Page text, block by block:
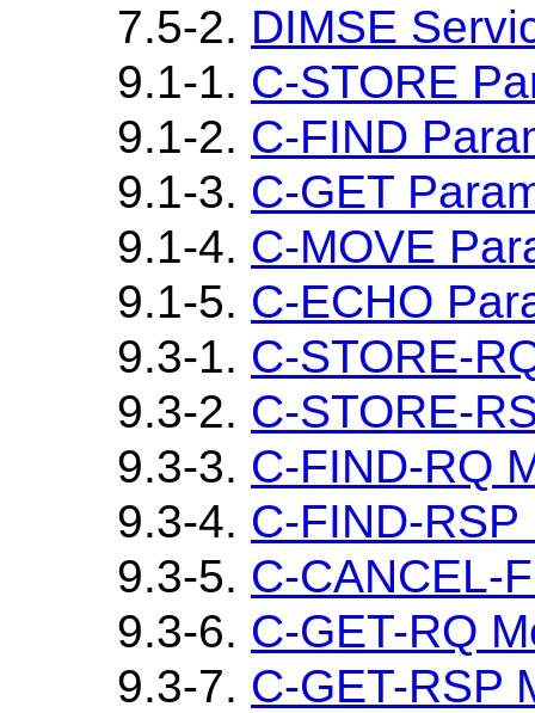
7.5-2. DIMSE
9.1-1. C-STORE
9.1-2. C-FIND
9.1-3. C-GET
9.1-4. C-MOVE
9.1-5. C-ECHO
9.3-1. C-STORE-
9.3-2. C-STORE-
9.3-3. C-FIND-RQ
9.3-4. C-FIND-
9.3-5. C-CANCEL-
9.3-6. C-GET-RQ
9.3-7. C-GET-RSP